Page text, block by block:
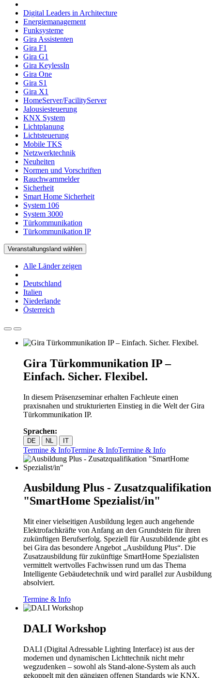
Digital Leaders in Architecture
Energiemanagement
Funksysteme
Gira Assistenten
Gira F1
Gira G1
Gira KeylessIn
Gira One
Gira S1
Gira X1
HomeServer/FacilityServer
Jalousiesteuerung
KNX System
Lichtplanung
Lichtsteuerung
Mobile TKS
Netzwerktechnik
Neuheiten
Normen und Vorschriften
Rauchwarnmelder
Sicherheit
Smart Home Sicherheit
System 106
System 3000
Türkommunikation
Türkommunikation IP
Veranstaltungsland wählen
Alle Länder zeigen
Deutschland
Italien
Niederlande
Österreich
Gira Türkommunikation IP –
Einfach. Sicher. Flexibel.
In diesem Präsenzseminar erhalten Fachleute einen
praxisnahen und strukturierten Einstieg in die Welt der Gira
Türkommunikation IP.
Sprachen:
DE NL IT
Termine & InfoTermine & InfoTermine & Info
Ausbildung Plus - Zusatzqualifikation
"SmartHome Spezialist/in"
Mit einer vielseitigen Ausbildung legen auch angehende
Elektrofachkräfte von Anfang an den Grundstein für ihren
zukünftigen Berufserfolg. Speziell für Auszubildende gibt es
bei Gira das besondere Angebot „Ausbildung Plus“. Die
Zusatzausbildung für zukünftige SmartHome Spezialisten
vermittelt wertvolles Fachwissen rund um das Thema
Intelligente Gebäudetechnik und wird parallel zur Ausbildung
absolviert.
Termine & Info
DALI Workshop
DALI (Digital Adressable Lighting Interface) ist aus der
modernen und dynamischen Lichttechnik nicht mehr
wegzudenken – sowohl als Stand-alone-System als auch
gekoppelt mit den gängigen offenen Standards wie KNX.